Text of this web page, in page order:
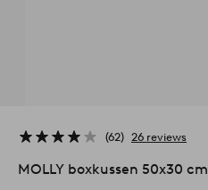
62 26 reviews
MOLLY boxkussen 50x30 cm